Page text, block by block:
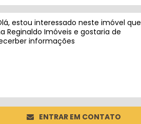
ENTRAR EM CONTATO